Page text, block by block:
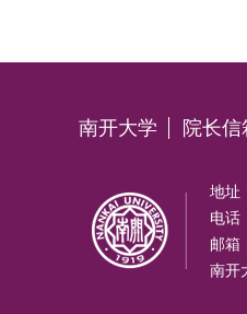
南开大学 院长信
地址
电话
邮箱
南开